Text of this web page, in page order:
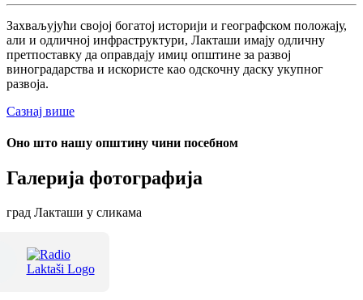
Захваљујући својој богатој историји и географском положају,
али и одличној инфраструктури, Лакташи имају одличну
претпоставку да оправдају имиџ општине за развој
виноградарства и искористе као одскочну даску укупног
развоја.
Сазнај више
Оно што нашу општину чини посебном
Галерија фотографија
град Лакташи у сликама
Терме Лакташи